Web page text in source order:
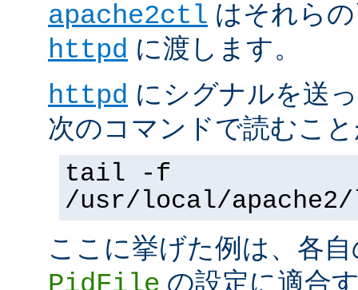
apache2ctl はそれら
httpd に渡します。
httpd にシグナルを送
次のコマンドで読むこ
tail -f
/usr/local/
ここに挙げた例は、各
の設定に適合